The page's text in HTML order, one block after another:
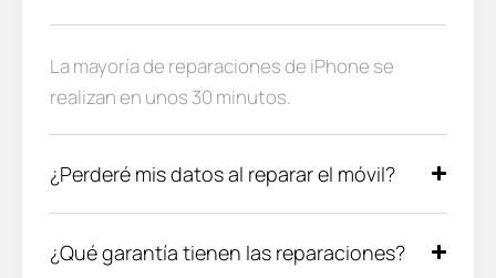
La mayoría de reparaciones de iPhone se
realizan en unos 30 minutos.
¿Perderé mis datos al reparar el móvil?
¿Qué garantía tienen las reparaciones?